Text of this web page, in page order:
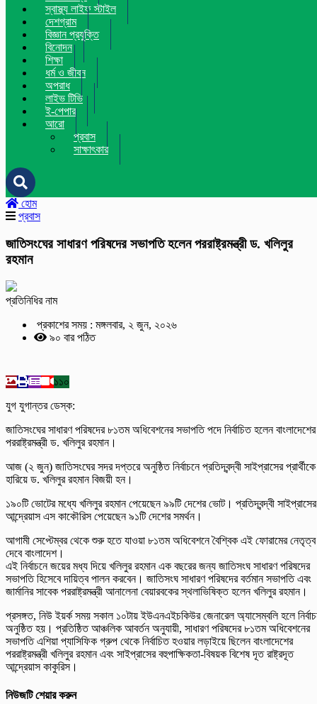
স্বাস্থ্য লাইফ স্টাইল
দেশগ্রাম
বিজ্ঞান প্রযুক্তি
বিনোদন
শিক্ষা
ধর্ম ও জীবন
অপরাধ
লাইভ টিভি
ই-পেপার
আরো
প্রবাস
সাক্ষাৎকার
হোম
প্রবাস
জাতিসংঘের সাধারণ পরিষদের সভাপতি হলেন পররাষ্ট্রমন্ত্রী ড. খলিলুর
রহমান
প্রতিনিধির নাম
প্রকাশের সময় : মঙ্গলবার, ২ জুন, ২০২৬
৯০ বার পঠিত
১১০
যুগ যুগান্তর ডেস্ক:
জাতিসংঘের সাধারণ পরিষদের ৮১তম অধিবেশনের সভাপতি পদে নির্বাচিত হলেন বাংলাদেশের
পররাষ্ট্রমন্ত্রী ড. খলিলুর রহমান।
আজ (২ জুন) জাতিসংঘের সদর দপ্তরে অনুষ্ঠিত নির্বাচনে প্রতিদ্বন্দ্বী সাইপ্রাসের প্রার্থীকে
হারিয়ে ড. খলিলুর রহমান বিজয়ী হন।
১৯০টি ভোটের মধ্যে খলিলুর রহমান পেয়েছেন ৯৯টি দেশের ভোট। প্রতিদ্বন্দ্বী সাইপ্রাসের
আন্দ্রেয়াস এস কাকৌরিস পেয়েছেন ৯১টি দেশের সমর্থন।
আগামী সেপ্টেম্বর থেকে শুরু হতে যাওয়া ৮১তম অধিবেশনে বৈশ্বিক এই ফোরামের নেতৃত্ব
দেবে বাংলাদেশ।
এই নির্বাচনে জয়ের মধ্য দিয়ে খলিলুর রহমান এক বছরের জন্য জাতিসংঘ সাধারণ পরিষদের
সভাপতি হিসেবে দায়িত্ব পালন করবেন। জাতিসংঘ সাধারণ পরিষদের বর্তমান সভাপতি এবং
জার্মানির সাবেক পররাষ্ট্রমন্ত্রী আনালেনা বেয়ারবকের স্থলাভিষিক্ত হলেন খলিলুর রহমান।
প্রসঙ্গত, নিউ ইয়র্ক সময় সকাল ১০টায় ইউএনএইচকিউর জেনারেল অ্যাসেম্বলি হলে
অনুষ্ঠিত হয়। প্রতিষ্ঠিত আঞ্চলিক আবর্তন অনুযায়ী, সাধারণ পরিষদের ৮১তম অধিবেশনের
সভাপতি এশিয়া প্যাসিফিক গ্রুপ থেকে নির্বাচিত হওয়ার লড়াইয়ে ছিলেন বাংলাদেশের
পররাষ্ট্রমন্ত্রী খলিলুর রহমান এবং সাইপ্রাসের বহুপাক্ষিকতা-বিষয়ক বিশেষ দূত রাষ্ট্রদূত
আন্দ্রেয়াস কাকুরিস।
নিউজটি শেয়ার করুন